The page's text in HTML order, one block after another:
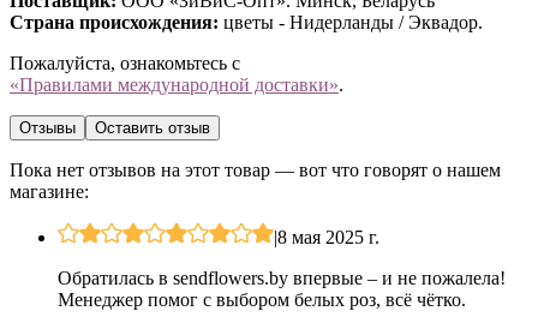
Страна происхождения: цветы - Нидерланды / Эквадор.
Пожалуйста, ознакомьтесь с
«Правилами международной доставки».
Отзывы Оставить отзыв
Пока нет отзывов на этот товар — вот что говорят о нашем
магазине:
|8 мая 2025 г.
Обратилась в sendflowers.by впервые – и не пожалела!
Менеджер помог с выбором белых роз, всё чётко.